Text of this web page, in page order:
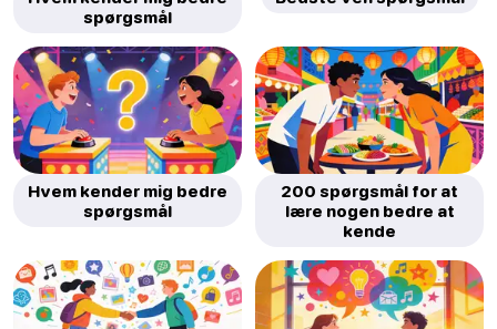
spørgsmål
Hvem kender mig bedre
spørgsmål
200 spørgsmål for at
lære nogen bedre at
kende